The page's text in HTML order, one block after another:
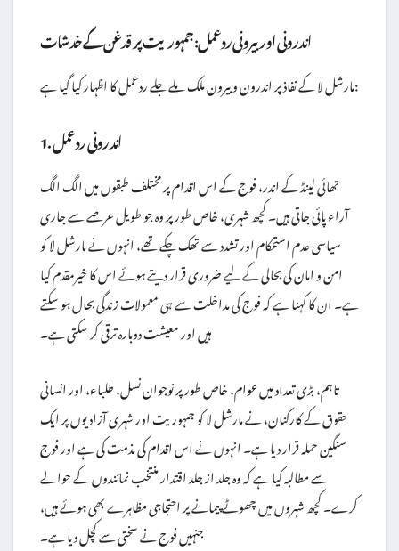
اندرونی اور بیرونی ردعمل: جمہوریت پر قدغن کے خدشات
مارشل لا کے نفاذ پر اندرون و بیرون ملک ملے جلے ردعمل کا اظہار کیا گیا ہے:
1. اندرونی ردعمل
تھائی لینڈ کے اندر، فوج کے اس اقدام پر مختلف طبقوں میں الگ الگ
آراء پائی جاتی ہیں۔ کچھ شہری، خاص طور پر وہ جو طویل عرصے سے جاری
سیاسی عدم استحکام اور تشدد سے تھک چکے تھے، انہوں نے مارشل لا کو
امن و امان کی بحالی کے لیے ضروری قرار دیتے ہوئے اس کا خیرمقدم کیا
ہے۔ ان کا کہنا ہے کہ فوج کی مداخلت سے ہی معمولات زندگی بحال ہو سکتے
ہیں اور معیشت دوبارہ ترقی کر سکتی ہے۔
تاہم، بڑی تعداد میں عوام، خاص طور پر نوجوان نسل، طلباء، اور انسانی
حقوق کے کارکنان، نے مارشل لا کو جمہوریت اور شہری آزادیوں پر ایک
سنگین حملہ قرار دیا ہے۔ انہوں نے اس اقدام کی مذمت کی ہے اور فوج
سے مطالبہ کیا ہے کہ وہ جلد از جلد اقتدار منتخب نمائندوں کے حوالے
کرے۔ کچھ شہروں میں چھوٹے پیمانے پر احتجاجی مظاہرے بھی ہوئے ہیں،
جنہیں فوج نے سختی سے کچل دیا ہے۔